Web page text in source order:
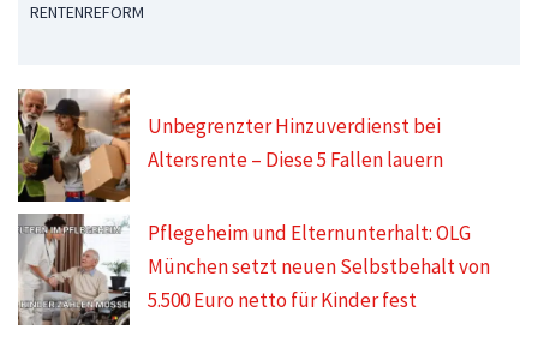
RENTENREFORM
Unbegrenzter Hinzuverdienst bei
Altersrente – Diese 5 Fallen lauern
Pflegeheim und Elternunterhalt: OLG
München setzt neuen Selbstbehalt von
5.500 Euro netto für Kinder fest